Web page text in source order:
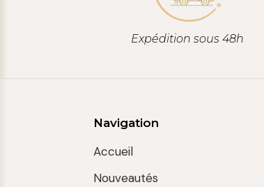
Expédition sous 48h
Navigation
Accueil
Nouveautés